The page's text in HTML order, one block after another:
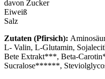
davon Zucker
Eiweiß
Salz
Zutaten (Pfirsich):
L- Valin, L-Glutamin,
Bete Extrakt***, Beta-
Sucralose******,